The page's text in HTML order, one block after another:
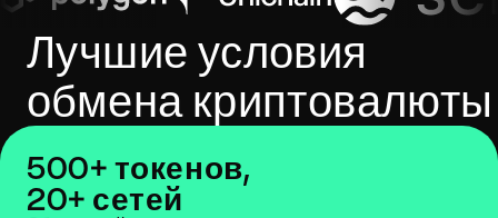
Лучшие условия
обмена криптовалюты
500+ токенов,
20+ сетей